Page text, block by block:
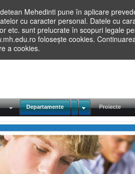
Mehedinti pune în aplicare
cu caracter personal. Datele cu
etc. sunt prelucrate în scopuri legale
folosește cookies.
a cookies.
Departamente Proiecte